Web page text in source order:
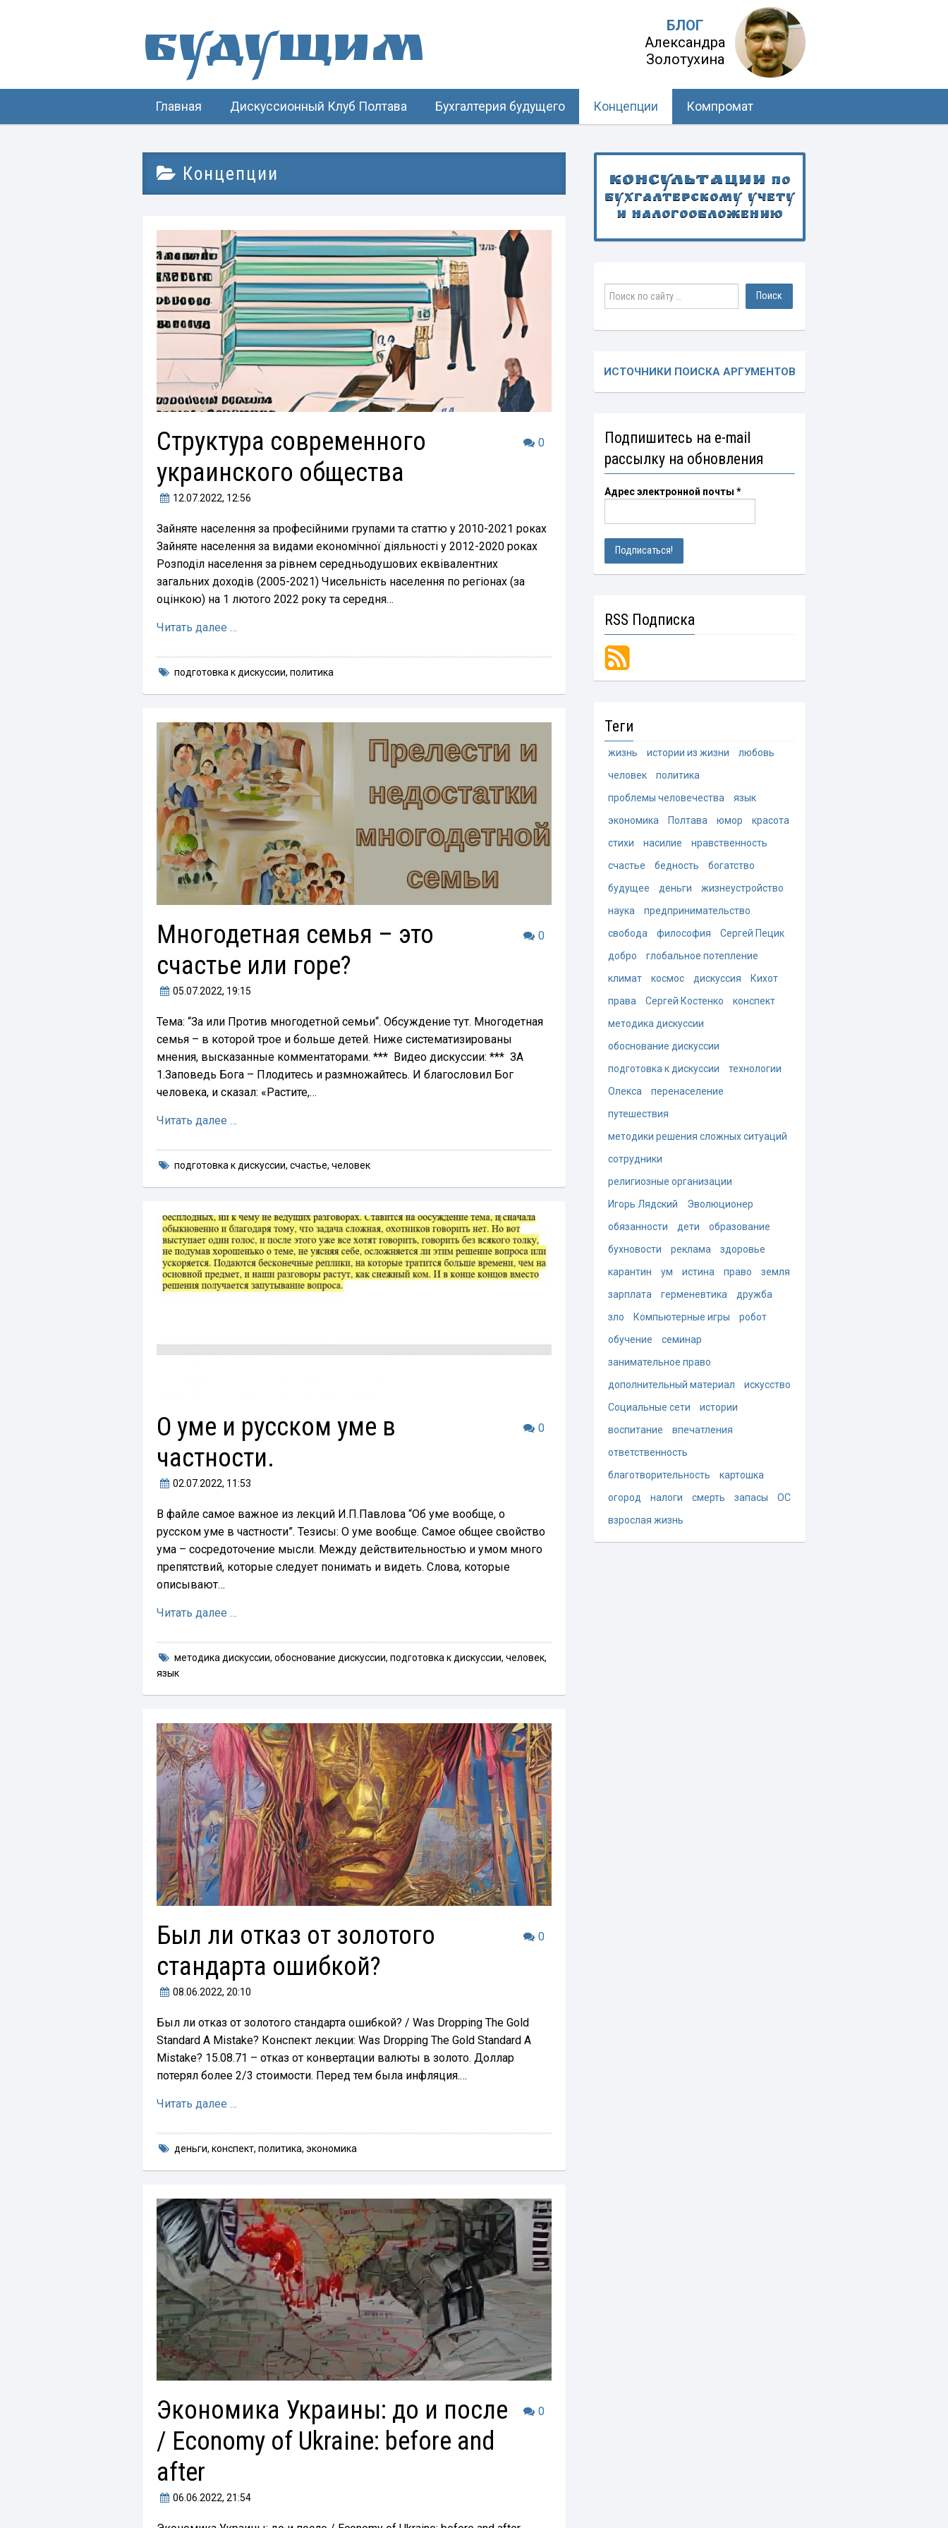
Будущим
БЛОГ
Александра
Золотухина
Главная Дискуссионный Клуб Полтава Бухгалтерия будущего Концепции Компромат
Концепции
0
Структура современного
украинского общества
12.07.2022, 12:56
Зайняте населення за професійними групами та статтю у 2010-2021 роках
Зайняте населення за видами економічної діяльності у 2012-2020 роках
Розподіл населення за рівнем середньодушових еквівалентних
загальних доходів (2005-2021) Чисельність населення по регіонах (за
оцінкою) на 1 лютого 2022 року та середня…
Читать далее …
подготовка к дискуссии, политика
0
Многодетная семья – это
счастье или горе?
05.07.2022, 19:15
Тема: “За или Против многодетной семьи“. Обсуждение тут. Многодетная
семья – в которой трое и больше детей. Ниже систематизированы
мнения, высказанные комментаторами. *** Видео дискуссии: *** ЗА
1.Заповедь Бога – Плодитесь и размножайтесь. И благословил Бог
человека, и сказал: «Растите,…
Читать далее …
подготовка к дискуссии, счастье, человек
0
О уме и русском уме в
частности.
02.07.2022, 11:53
В файле самое важное из лекций И.П.Павлова “Об уме вообще, о
русском уме в частности”. Тезисы: О уме вообще. Самое общее свойство
ума – сосредоточение мысли. Между действительностью и умом много
препятствий, которые следует понимать и видеть. Слова, которые
описывают…
Читать далее …
методика дискуссии, обоснование дискуссии, подготовка к дискуссии, человек,
язык
0
Был ли отказ от золотого
стандарта ошибкой?
08.06.2022, 20:10
Был ли отказ от золотого стандарта ошибкой? / Was Dropping The Gold
Standard A Mistake? Конспект лекции: Was Dropping The Gold Standard A
Mistake? 15.08.71 – отказ от конвертации валюты в золото. Доллар
потерял более 2/3 стоимости. Перед тем была инфляция.…
Читать далее …
деньги, конспект, политика, экономика
0
Экономика Украины: до и после
/ Economy of Ukraine: before and
after
06.06.2022, 21:54
Консультации по
бухгалтерскому учету
и налогообложению
ИСТОЧНИКИ ПОИСКА АРГУМЕНТОВ
Подпишитесь на e-mail
рассылку на обновления
Адрес электронной почты *
RSS Подписка
Теги
жизнь истории из жизни
любовь
человек
политика
проблемы человечества
язык
экономика
Полтава юмор
красота
стихи
насилие
нравственность
счастье
бедность
богатство
будущее
деньги
жизнеустройство
наука
предпринимательство
свобода
философия
Сергей Пецик
добро
глобальное потепление
климат
космос дискуссия
Кихот
права
Сергей Костенко
конспект
методика дискуссии
обоснование дискуссии
подготовка к дискуссии
технологии
Олекса
перенаселение
путешествия
методики решения сложных ситуаций
сотрудники
религиозные организации
Игорь Лядский
Эволюционер
обязанности
дети
образование
бухновости
реклама
здоровье
карантин
ум истина право
земля
зарплата
герменевтика
дружба
зло
Компьютерные игры
робот
обучение
семинар
занимательное право
дополнительный материал
искусство
Социальные сети
истории
воспитание
впечатления
ответственность
благотворительность
картошка
огород
налоги смерть запасы
ОС
взрослая жизнь